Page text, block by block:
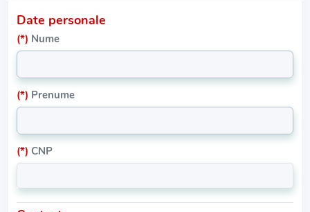
Date personale
(*) Nume
(*) Prenume
(*) CNP